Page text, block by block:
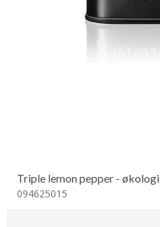
Triple lemon pepper -
094625015